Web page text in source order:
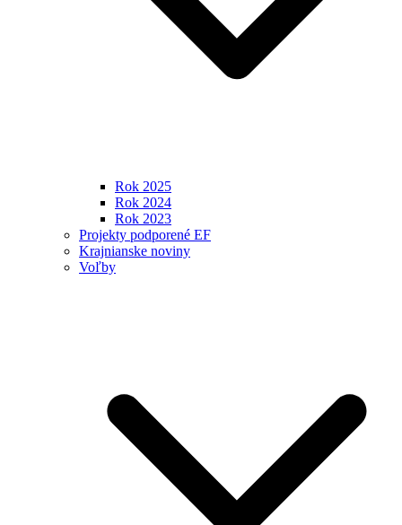
Rok 2025
Rok 2024
Rok 2023
Projekty podporené EF
Krajnianske noviny
Voľby